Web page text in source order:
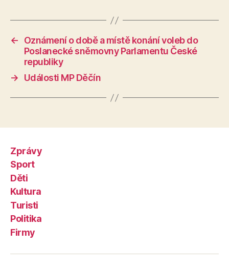
←
Oznámení o době a místě konání voleb do
Poslanecké sněmovny Parlamentu České
republiky
→
Události MP Děčín
Zprávy
Sport
Děti
Kultura
Turisti
Politika
Firmy